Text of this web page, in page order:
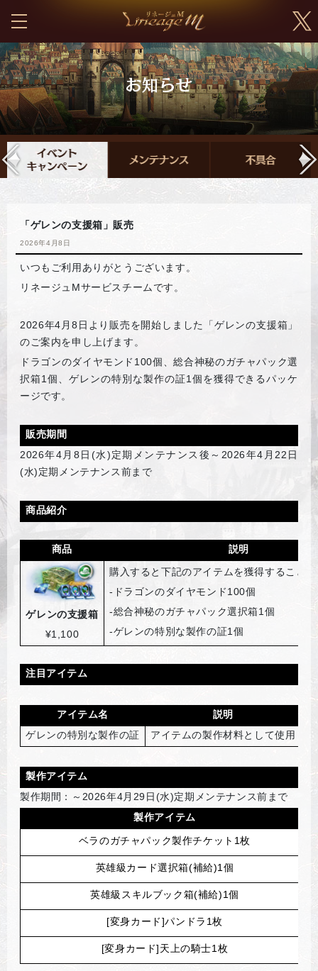
「ゲレンの支援箱」販売
2026年4月8日
いつもご利用ありがとうございます。
リネージュMサービスチームです。
2026年4月8日より販売を開始しました「ゲレンの支援箱」
のご案内を申し上げます。
ドラゴンのダイヤモンド100個、総合神秘のガチャパック選
択箱1個、ゲレンの特別な製作の証1個を獲得できるパッケ
ージです。
販売期間
2026年4月8日(水)定期メンテナンス後～2026年4月22日
(水)定期メンテナンス前まで
商品紹介
商品 説明
ゲレンの支援箱
¥1,100
購入すると下記のアイテムを獲得すること
- ドラゴンのダイヤモンド100個
-総合神秘のガチャパック選択箱1個
-ゲレンの特別な製作の証1個
注目アイテム
アイテム名
説明
ゲレンの特別な製作の証
アイテムの製作材料として使用
製作アイテム
製作期間：～2026年4月29日(水)定期メンテナンス前まで
製作アイテム
ベラのガチャパック製作チケット1枚
英雄級カード選択箱(補給)1個
英雄級スキルブック箱(補給)1個
[変身カード]パンドラ1枚
[変身カード]天上の騎士1枚